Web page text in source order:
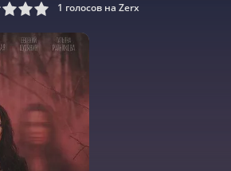
1 голосов на Zerx